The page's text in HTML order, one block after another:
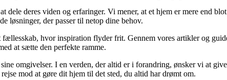
dele deres viden og erfaringer. Vi mener, at et hjem er mere end
løsninger, der passer til netop dine behov.
hvor inspiration flyder frit. Gennem vores artikler og
at sætte den perfekte ramme.
omgivelser. I en verden, der altid er i forandring, ønsker vi at
mod at gøre dit hjem til det sted, du altid har drømt om.